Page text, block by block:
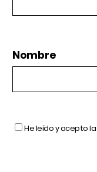
Nombre
He leído y acepto la